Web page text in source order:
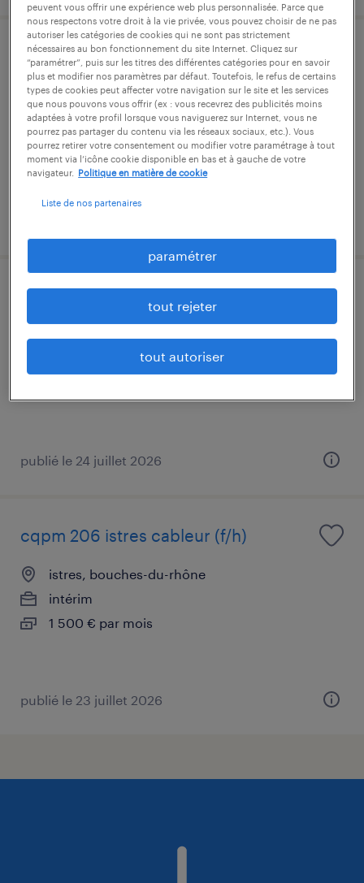
conducteur super poids lourds (f/h)
miramas, bouches-du-rhône
intérim
12,38 € par heure
cableur aéronautique istres (f/h)
publié le 24 juillet 2026
cqpm 206 istres cableur (f/h)
istres, bouches-du-rhône
intérim
1 500 € par mois
publié le 23 juillet 2026
peuvent vous offrir une expérience web plus personnalisée. Parce que
nous respectons votre droit à la vie privée, vous pouvez choisir de ne pas
autoriser les catégories de cookies qui ne sont pas strictement
nécessaires au bon fonctionnement du site Internet. Cliquez sur
“paramétrer”, puis sur les titres des différentes catégories pour en savoir
plus et modifier nos paramètres par défaut. Toutefois, le refus de certains
types de cookies peut affecter votre navigation sur le site et les services
que nous pouvons vous offrir (ex : vous recevrez des publicités moins
adaptées à votre profil lorsque vous naviguerez sur Internet, vous ne
pourrez pas partager du contenu via les réseaux sociaux, etc.). Vous
pourrez retirer votre consentement ou modifier votre paramétrage à tout
moment via l’icône cookie disponible en bas et à gauche de votre
navigateur.
Politique en matière de cookie
Liste de nos partenaires
paramétrer
tout rejeter
tout autoriser